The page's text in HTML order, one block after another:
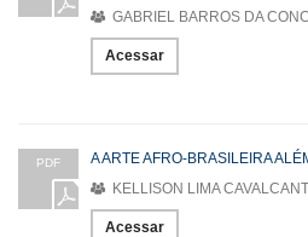
GABRIEL BARROS DA
Acessar
PDF
A ARTE AFRO-BRASILEIRA
KELLISON LIMA
Acessar